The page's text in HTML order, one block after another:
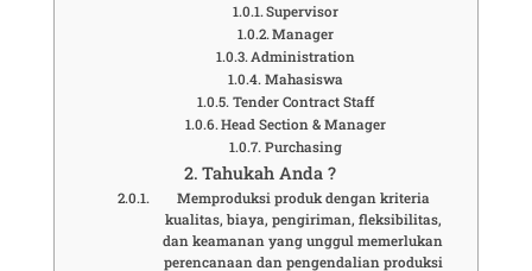
Supervisor
Manager
Administration
Mahasiswa
Tender Contract Staff
Head Section & Manager
Purchasing
Tahukah Anda ?
Memproduksi produk dengan kriteria
kualitas, biaya, pengiriman, fleksibilitas,
dan keamanan yang unggul memerlukan
perencanaan dan pengendalian produksi